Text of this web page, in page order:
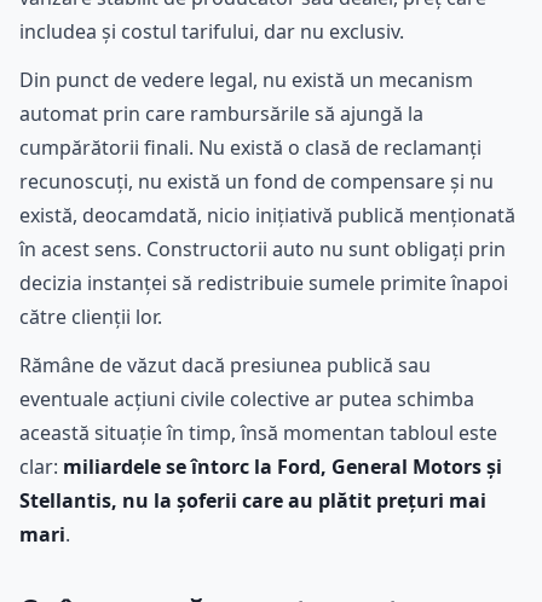
includea și costul tarifului, dar nu exclusiv.
Din punct de vedere legal, nu există un mecanism
automat prin care rambursările să ajungă la
cumpărătorii finali. Nu există o clasă de reclamanți
recunoscuți, nu există un fond de compensare și nu
există, deocamdată, nicio inițiativă publică menționată
în acest sens. Constructorii auto nu sunt obligați prin
decizia instanței să redistribuie sumele primite înapoi
către clienții lor.
Rămâne de văzut dacă presiunea publică sau
eventuale acțiuni civile colective ar putea schimba
această situație în timp, însă momentan tabloul este
clar: miliardele se întorc la Ford, General Motors și
Stellantis, nu la șoferii care au plătit prețuri mai
mari.